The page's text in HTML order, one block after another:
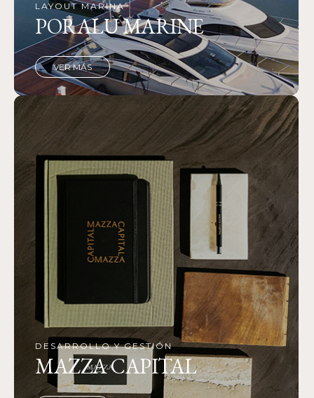
LAYOUT MARINA
PORALU MARINE
VER MÁS
DESARROLLO Y GESTIÓN
MAZZA CAPITAL